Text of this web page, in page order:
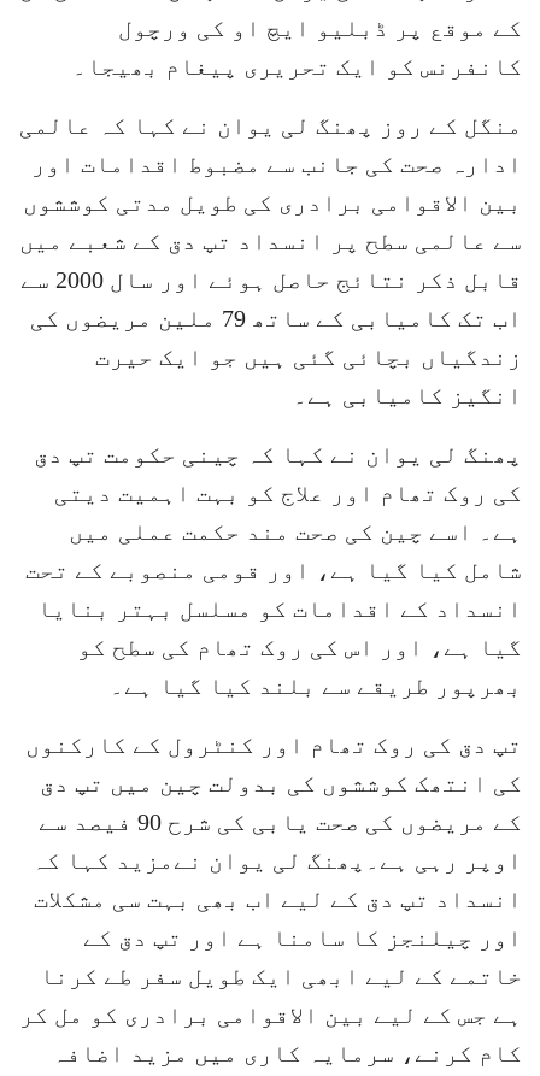
کے موقع پر ڈبلیو ایچ او کی ورچول
کانفرنس کو ایک تحریری پیغام بھیجا۔
منگل کے روز پھنگ لی یوان نے کہا کہ عالمی
ادارہ صحت کی جانب سے مضبوط اقدامات اور
بین الاقوامی برادری کی طویل مدتی کوششوں
سے عالمی سطح پر انسداد تپ دق کے شعبے میں
قابل ذکر نتائج حاصل ہوئے اور سال 2000 سے
اب تک کامیابی کے ساتھ 79 ملین مریضوں کی
زندگیاں بچائی گئی ہیں جو ایک حیرت
انگیز کامیابی ہے۔
پھنگ لی یوان نے کہا کہ چینی حکومت تپ دق
کی روک تھام اور علاج کو بہت اہمیت دیتی
ہے۔ اسے چین کی صحت مند حکمت عملی میں
شامل کیا گیا ہے، اور قومی منصوبے کے تحت
انسداد کے اقدامات کو مسلسل بہتر بنایا
گیا ہے، اور اس کی روک تھام کی سطح کو
بھرپور طریقے سے بلند کیا گیا ہے۔
تپ دق کی روک تھام اور کنٹرول کے کارکنوں
کی انتھک کوششوں کی بدولت چین میں تپ دق
کے مریضوں کی صحت یابی کی شرح 90 فیصد سے
اوپر رہی ہے۔پھنگ لی یوان نےمزید کہا کہ
انسداد تپ دق کے لیے اب بھی بہت سی مشکلات
اور چیلنجز کا سامنا ہے اور تپ دق کے
خاتمے کے لیے ابھی ایک طویل سفر طے کرنا
ہے جس کے لیے بین الاقوامی برادری کو مل کر
کام کرنے، سرمایہ کاری میں مزید اضافہ